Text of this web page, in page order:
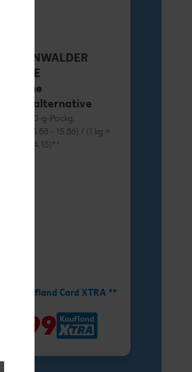
RÜGENWALDER
MÜHLE
Vegane
Wurstalternative
je 70 - 80-g-Packg.
(1 kg = 13.88 - 15.86) / (1 kg =
12.38 - 14.15)**
Mit Kaufland Card XTRA **
0.99